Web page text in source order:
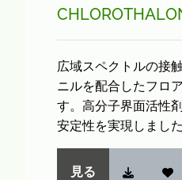
広域スペクトルの接
ニルを配合したフロ
す。高分子界面活性
安定性を実現しました
見る